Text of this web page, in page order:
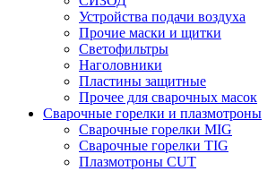
Устройства подачи воздуха
Прочие маски и щитки
Светофильтры
Наголовники
Пластины защитные
Прочее для сварочных масок
Сварочные горелки и плазмотроны
Сварочные горелки MIG
Сварочные горелки TIG
Плазмотроны CUT